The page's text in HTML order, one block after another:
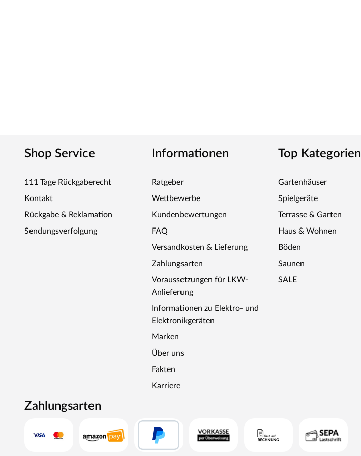
Shop Service
111 Tage Rückgaberecht
Kontakt
Rückgabe & Reklamation
Sendungsverfolgung
Informationen
Ratgeber
Wettbewerbe
Kundenbewertungen
FAQ
Versandkosten & Lieferung
Zahlungsarten
Voraussetzungen für LKW-
Anlieferung
Informationen zu Elektro- und
Elektronikgeräten
Marken
Über uns
Fakten
Karriere
Top Kategorien
Gartenhäuser
Spielgeräte
Terrasse & Garten
Haus & Wohnen
Böden
Saunen
SALE
Zahlungsarten